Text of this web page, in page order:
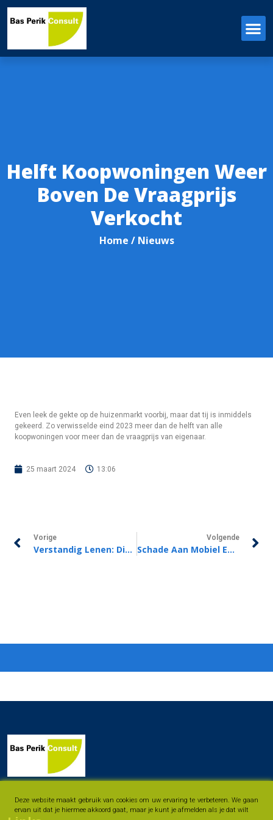
Helft Koopwoningen Weer
Boven De Vraagprijs
Verkocht
Home / Nieuws
Even leek de gekte op de huizenmarkt voorbij, maar dat tij is inmiddels
gekeerd. Zo verwisselde eind 2023 meer dan de helft van alle
koopwoningen voor meer dan de vraagprijs van eigenaar.
25 maart 2024 13:06
Vorige
Verstandig Lenen: Dit Moet U Weten
Volgende
Schade Aan Mobiel En Tablet: Wat Dekt Uw Inboedelverzekering?
Deze website maakt gebruik van cookies om uw ervaring te verbeteren. We gaan
ervan uit dat je hiermee akkoord gaat, maar je kunt je afmelden als je dat wilt